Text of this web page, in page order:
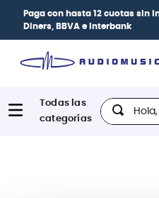
Paga con hasta 12 cuotas sin
Diners, BBVA e Interbank
Hola,